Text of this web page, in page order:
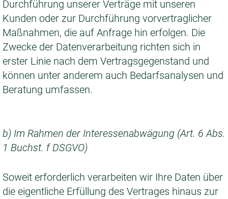
Durchführung unserer Verträge mit unseren
Kunden oder zur Durchführung vorvertraglicher
Maßnahmen, die auf Anfrage hin erfolgen. Die
Zwecke der Datenverarbeitung richten sich in
erster Linie nach dem Vertragsgegenstand und
können unter anderem auch Bedarfsanalysen und
Beratung umfassen.
b) Im Rahmen der Interessenabwägung (Art. 6 Abs.
1 Buchst. f DSGVO)
Soweit erforderlich verarbeiten wir Ihre Daten über
die eigentliche Erfüllung des Vertrages hinaus zur